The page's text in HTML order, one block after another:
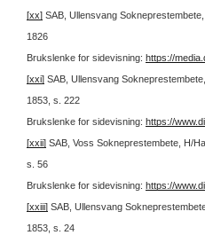
[xx] SAB, Ullensvang
1826
Brukslenke for sidevisning: https://
[xxi] SAB, Ullensvang
1853, s. 222
Brukslenke for sidevisning: https://
[xxii] SAB, Voss Sokneprestembete, H/
s. 56
Brukslenke for sidevisning: https://
[xxiii] SAB, Ullensvang
1853, s. 24